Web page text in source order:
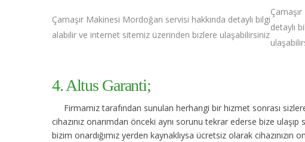
Çamaşır Makinesi Mordoğan servisi hakkında detaylı bilgi
alabilir ve internet sitemiz üzerinden bizlere ulaşabilirsiniz
detaylı
4. Altus Garanti;
Firmamız tarafından sunulan herhangi bir hizmet sonrası
cihazınız onarımdan önceki aynı sorunu tekrar ederse bize
bizim onardığımız yerden kaynaklıysa ücretsiz olarak cihazınızın